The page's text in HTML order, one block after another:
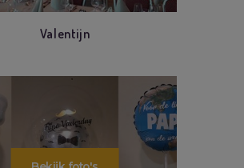
Valentijn